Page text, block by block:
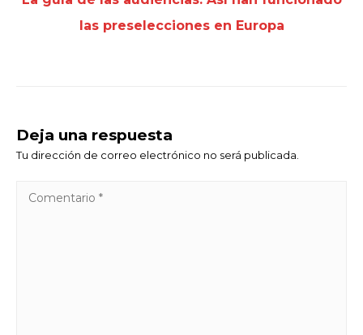
las preselecciones en Europa
Deja una respuesta
Tu dirección de correo electrónico no será publicada.